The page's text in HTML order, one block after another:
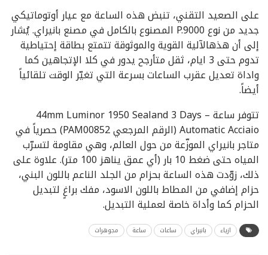
على الصعيد التقني، تنبض هذه الساعة مع عيار أوتوماتيكي
جديد من نوع P.9000 المصنوع بالكامل في مصنع بانيراي. يُشار
إلى أن هذهالآلية القوية والموثوقة تتمتع بطاقة إحتياطية
تدوم حتى 3 ايام، ثقل متأرجح يدور في كلا الإتجاهين كما
واداة تعديل عقرب الساعات بسرعة التي تغيّر الوقت تلقائياً
أيضاً.
تتوفر ساعة – 44mm Luminor 1950 Sealand 3 Days
Automatic Acciaio (الرقم المرجعي PAM00852) حصرياً في
متاجر بانيراي الموزّعة من حول العالم، وهي مقاومة لتسرّب
المياه حتى ضغط 10 بار (أي عمق يناهز 100 متر). علاوة على
ذلك، زوّدت هذه الساعة بحزام من الجلد الناعم باللون البني،
حزام إضافي من المطاط باللون الاسود، مفك براغٍ لتبديل
الحزام كما وأداة خاصة لعملية التبديل.
ازياء بانيراي ساعات ساعة مجوهرات